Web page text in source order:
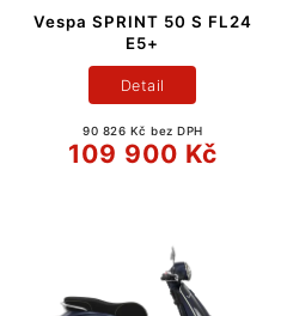
Vespa SPRINT 50 S FL24
E5+
90 826 Kč bez DPH
109 900 Kč
Detail